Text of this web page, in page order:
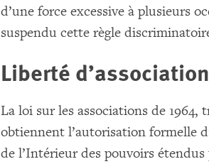
d’une force excessive à plusieurs
suspendu cette règle
Liberté d’association
La loi sur les associations de 1964,
obtiennent l’autorisation formelle
de l’Intérieur des pouvoirs